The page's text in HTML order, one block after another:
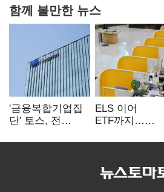
함께 볼만한 뉴스
'금융복합기업집
단' 토스, 전
표준화
ELS 이어
ETF까지…
제동 걸린 은행